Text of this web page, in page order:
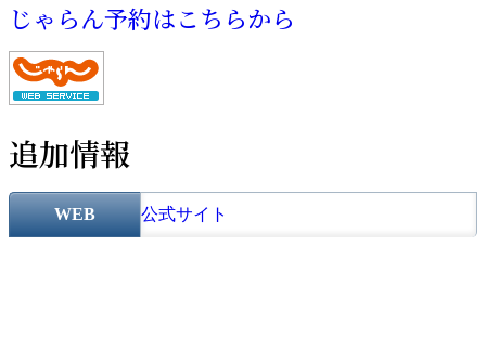
じゃらん予約はこちらから
追加情報
WEB 公式サイト